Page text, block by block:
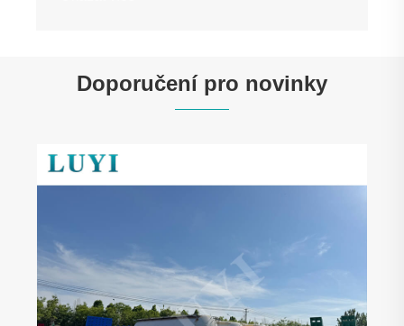
Doporučení pro novinky
přizpůsobenými řešeními
Ukázat více >>